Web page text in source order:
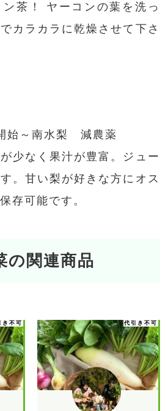
茶！ ヤーコンの葉を洗っ
カラカラに乾燥させて下さ
始～南水梨 減農薬
少なく果汁が豊富。ジュー
。甘い梨が好きな方にオス
存可能です。
の関連商品
き不可 代引き不可